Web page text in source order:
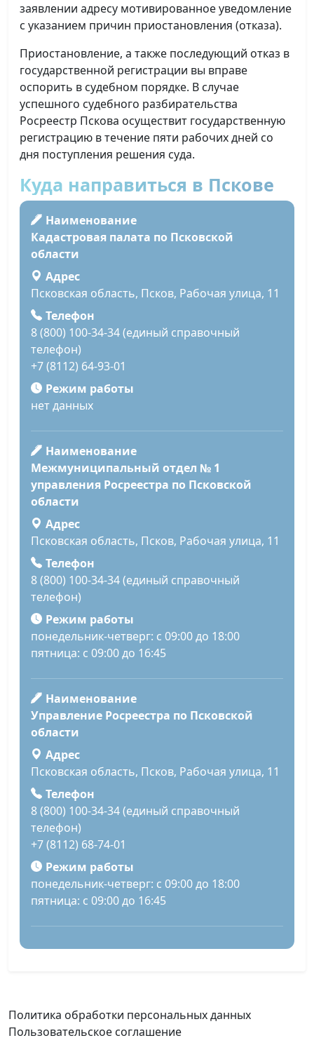
заявлении адресу мотивированное уведомление
с указанием причин приостановления (отказа).
Приостановление, а также последующий отказ в
государственной регистрации вы вправе
оспорить в судебном порядке. В случае
успешного судебного разбирательства
Росреестр Пскова осуществит государственную
регистрацию в течение пяти рабочих дней со
дня поступления решения суда.
Куда направиться в Пскове
Наименование
Кадастровая палата по Псковской
области
Адрес
Псковская область, Псков, Рабочая улица, 11
Телефон
8 (800) 100-34-34 (единый справочный
телефон)
+7 (8112) 64-93-01
Режим работы
нет данных
Наименование
Межмуниципальный отдел № 1
управления Росреестра по Псковской
области
Адрес
Псковская область, Псков, Рабочая улица, 11
Телефон
8 (800) 100-34-34 (единый справочный
телефон)
Режим работы
понедельник-четверг: с 09:00 до 18:00
пятница: с 09:00 до 16:45
Наименование
Управление Росреестра по Псковской
области
Адрес
Псковская область, Псков, Рабочая улица, 11
Телефон
8 (800) 100-34-34 (единый справочный
телефон)
+7 (8112) 68-74-01
Режим работы
понедельник-четверг: с 09:00 до 18:00
пятница: с 09:00 до 16:45
Политика обработки персональных данных
Пользовательское соглашение